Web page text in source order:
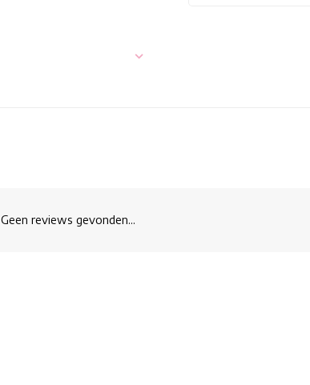
Geen reviews gevonden...